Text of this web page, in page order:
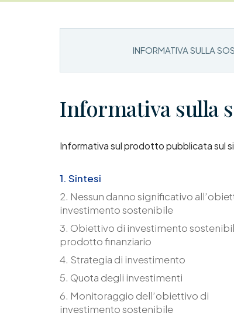
INFORMATIVA SULLA
Informativa sulla
Informativa sul prodotto pubblicata sul
1. Sintesi
2. Nessun danno significativo
investimento sostenibile
3. Obiettivo di investimento
prodotto finanziario
4. Strategia di investimento
5. Quota degli investimenti
6. Monitoraggio dell’obiettivo di
investimento sostenibile